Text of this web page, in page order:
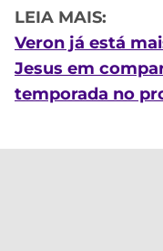
LEIA MAIS:
Veron já está
Jesus em
temporada no